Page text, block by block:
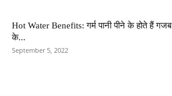
Hot Water Benefits: गर्म पानी पीने के होते हैं गजब
के...
September 5, 2022